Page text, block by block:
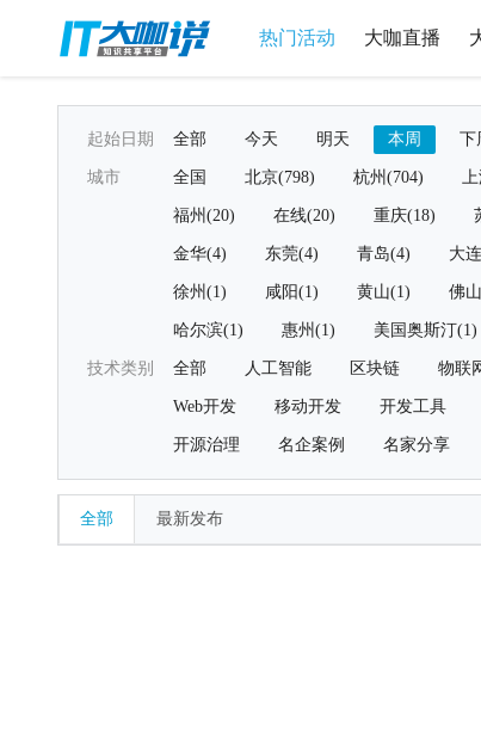
热门活动 大咖直播
起始日期 全部 今天 明天 本周 下
城市 全国 北京(798) 杭州(704) 上
福州(20) 在线(20) 重庆(18)
金华(4) 东莞(4) 青岛(4) 大
徐州(1) 咸阳(1) 黄山(1) 佛
哈尔滨(1) 惠州(1) 美国奥斯汀(1)
技术类别 全部 人工智能 区块链 物联
Web开发 移动开发 开发工具
开源治理 名企案例 名家分享
全部 最新发布